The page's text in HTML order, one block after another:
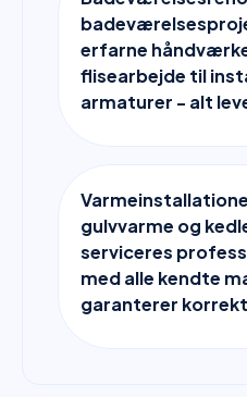
erfarne
flisearbejde til
armaturer - alt
gulvvarme og
serviceres
med alle kendte
garanterer